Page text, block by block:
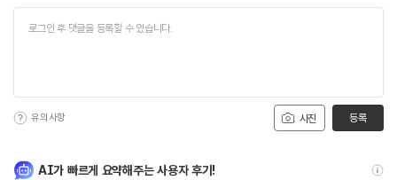
사진
유의사항 등록
AI가 빠르게 요약해주는 사용자 후기!